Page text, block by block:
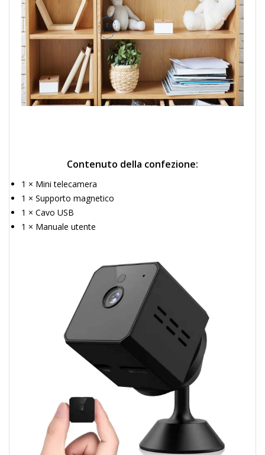
Contenuto della confezione:
1 × Mini telecamera
1 × Supporto magnetico
1 × Cavo USB
1 × Manuale utente